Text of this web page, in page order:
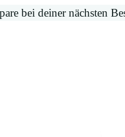
bei deiner nächsten